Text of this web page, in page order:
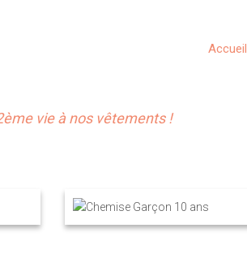
Accueil
vie à nos vêtements !